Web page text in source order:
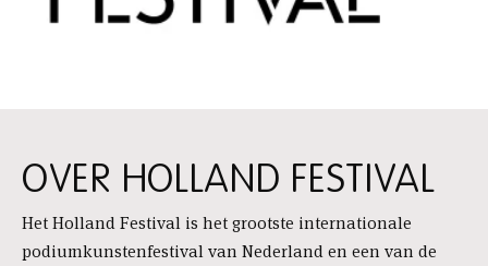
OVER HOLLAND FESTIVAL
Het Holland Festival is het grootste internationale
podiumkunstenfestival van Nederland en een van de